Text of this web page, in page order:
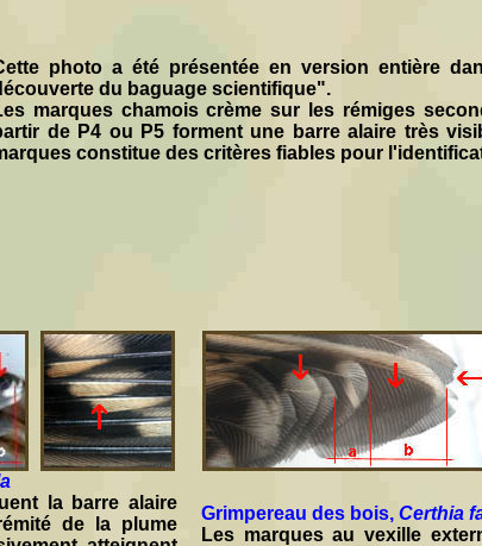
photo a été présentée en version entière
du baguage scientifique".
marques chamois crème sur les rémiges
de P4 ou P5 forment une barre alaire très
constitue des critères fiables pour
la barre alaire
de la plume
Grimpereau des bois, Certhia
Les marques au vexille